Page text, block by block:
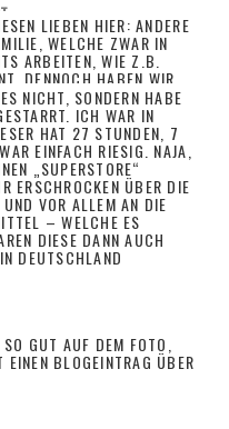
LIEBEN HIER: ANDERE
WELCHE ZWAR IN
ARBEITEN, WIE Z.B.
DENNOCH HABEN WIR
FROH DARÜBER
GANZEN WELT
USA)
NICHT, SONDERN HABE
ICH WAR IN E
HAT 27 STUNDEN, 7 T
EINFACH RIESIG. NAJA, M
„SUPERSTORE“ N
ÜBER DIE V
VOR ALLEM AN DIE R
– WELCHE ES N
DIESE DANN AUCH M
B
GUT AUF DEM FOTO,
BLOGEINTRAG ÜBER